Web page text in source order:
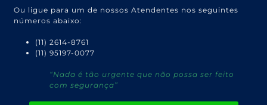
Ou ligue para um de nossos Atendentes nos seguintes
números abaixo:
(11) 2614-8761
(11) 95197-0077
“Nada é tão urgente que não possa ser feito
com segurança”